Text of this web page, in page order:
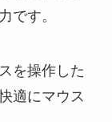
です。
を操作した
適にマウス